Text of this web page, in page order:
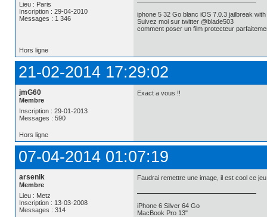
Lieu : Paris
Inscription : 29-04-2010
Messages : 1 346
iphone 5 32 Go blanc iOS 7.0.3 jailbreak
Suivez moi sur twitter @blade503
comment poser un film protecteur
Hors ligne
21-02-2014 17:29:02
jmG60
Membre
Inscription : 29-01-2013
Messages : 590
Exact a vous !!
Hors ligne
07-04-2014 01:07:19
arsenik
Membre
Lieu : Metz
Inscription : 13-03-2008
Messages : 314
Faudrai remettre une image, il est cool ce
iPhone 6 Silver 64 Go
MacBook Pro 13"